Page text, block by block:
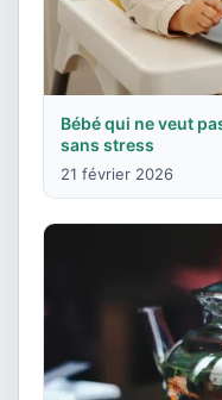
Bébé qui ne veut
sans stress
21 février 2026